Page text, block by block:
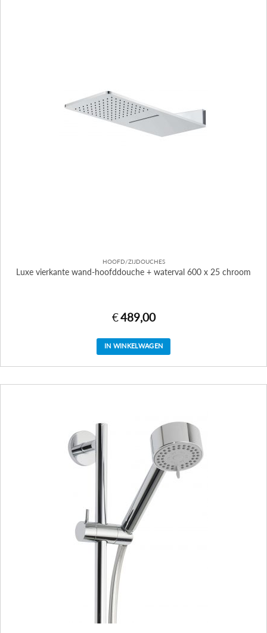
HOOFD/ZIJDOUCHES
Luxe vierkante wand-hoofddouche + waterval 600 x 25 chroom
€489,00
IN WINKELWAGEN